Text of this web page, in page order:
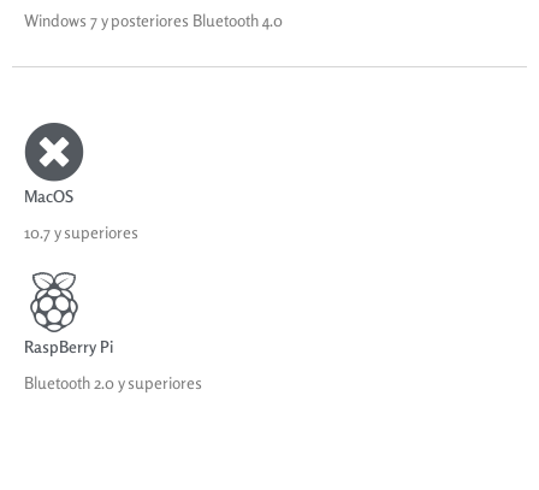
Windows 7 y posteriores Bluetooth 4.0
MacOS
10.7 y superiores
RaspBerry Pi
Bluetooth 2.0 y superiores